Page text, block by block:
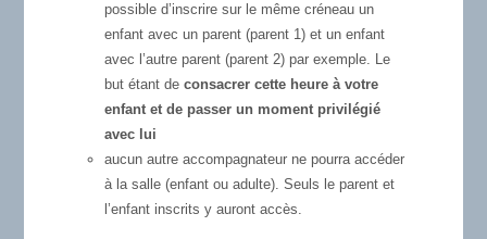
possible d’inscrire sur le même créneau un
enfant avec un parent (parent 1) et un enfant
avec l’autre parent (parent 2) par exemple. Le
but étant deconsacrer cette heure à votre
enfant et de passer un moment privilégié
avec lui
aucun autre accompagnateur ne pourra accéder
à la salle (enfant ou adulte). Seuls le parent et
l’enfant inscrits y auront accès.